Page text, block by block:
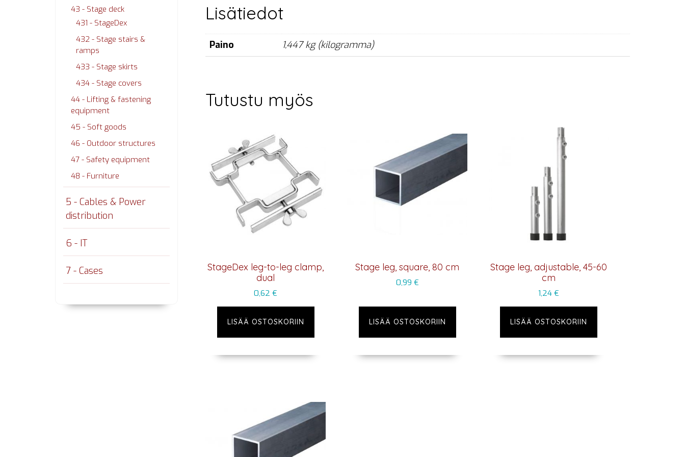
Lisätiedot
Paino 1,447 kg (kilogramma)
Tutustu myös
StageDex leg-to-leg clamp,
dual
0,62€
LISÄÄ OSTOSKORIIN
Stage leg, square, 80 cm
0,99 €
LISÄÄ OSTOSKORIIN
Stage leg, adjustable, 45-60
cm
1,24€
LISÄÄ OSTOSKORIIN
43 - Stage deck
431 - StageDex
432 - Stage stairs &
ramps
433 - Stage skirts
434 - Stage covers
44 - Lifting & fastening
equipment
45 - Soft goods
46 - Outdoor structures
47 - Safety equipment
48 - Furniture
5 - Cables & Power
distribution
6 - IT
7 - Cases